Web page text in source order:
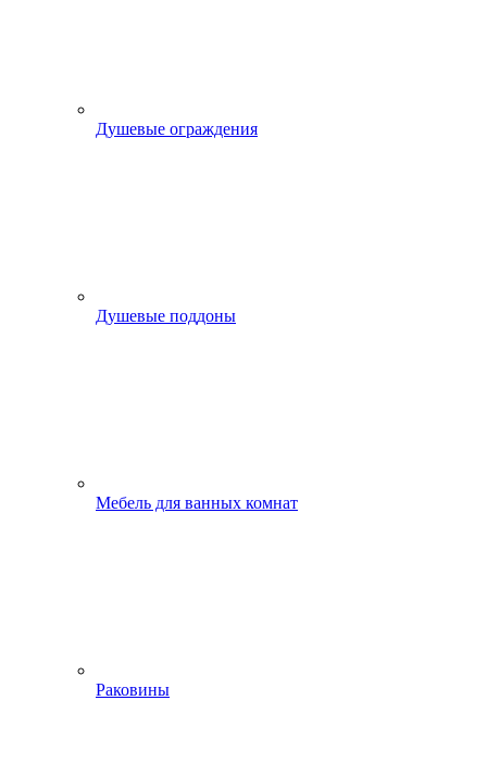
Душевые ограждения
Душевые поддоны
Мебель для ванных комнат
Раковины